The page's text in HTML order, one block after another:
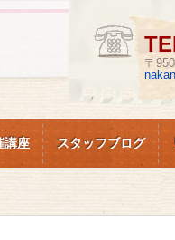
〒
講座 スタッフブログ